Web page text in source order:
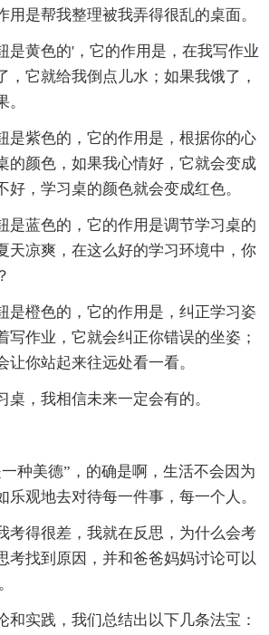
用是帮我整理被我弄得很乱的桌面。
黄色的'，它的作用是，在我写作业
，它就给我倒点儿水；如果我饿了，
紫色的，它的作用是，根据你的心
的颜色，如果我心情好，它就会变成
好，学习桌的颜色就会变成红色。
蓝色的，它的作用是调节学习桌的
天凉爽，在这么好的学习环境中，你
橙色的，它的作用是，纠正学习姿
写作业，它就会纠正你错误的坐姿；
让你站起来往远处看一看。
，我相信未来一定会有的。
美德”，的确是啊，生活不会因为
乐观地去对待每一件事，每一个人。
得很差，我就在反思，为什么会考
考找到原因，并和爸爸妈妈讨论可以
实践，我们总结出以下几条法宝：